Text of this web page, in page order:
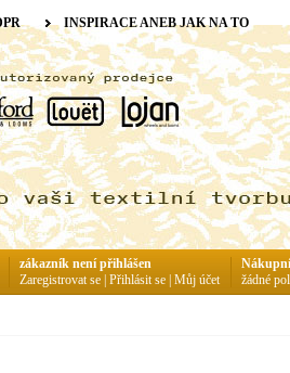
INSPIRACE ANEB JAK NA TO
žádné
zákazník není přihlášen
Zaregistrovat se Přihlásit se Můj účet